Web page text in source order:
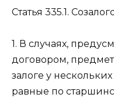
Статья 335.1.
1. В случаях,
договором, предмет
залоге у
равные по